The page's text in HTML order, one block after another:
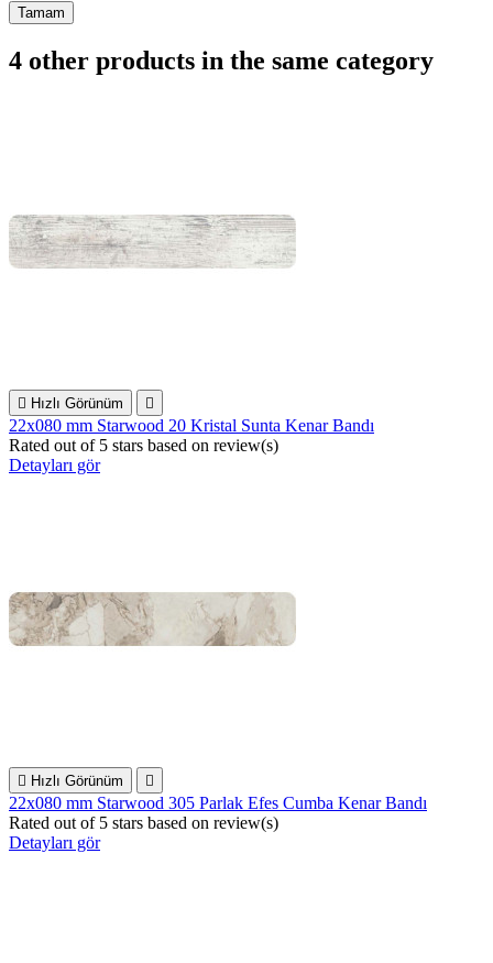
Tamam
4 other products in the same category
 Hızlı Görünüm 
22x080 mm Starwood 20 Kristal Sunta Kenar Bandı
Rated out of 5 stars based on review(s)
Detayları gör
 Hızlı Görünüm 
22x080 mm Starwood 305 Parlak Efes Cumba Kenar Bandı
Rated out of 5 stars based on review(s)
Detayları gör